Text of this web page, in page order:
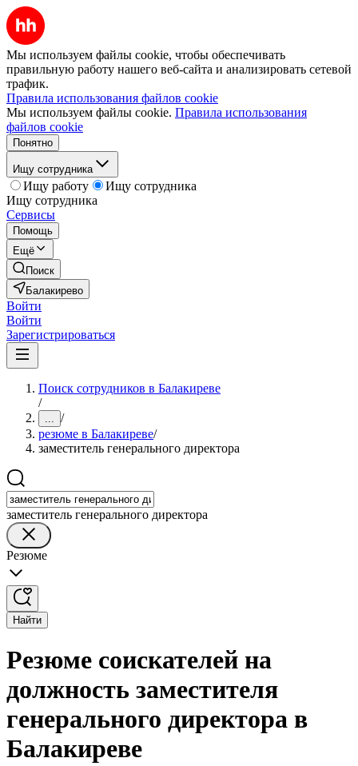
Мы используем файлы cookie, чтобы обеспечивать
правильную работу нашего веб-сайта и анализировать сетевой
трафик.
Правила использования файлов cookie
Мы используем файлы cookie. Правила использования
файлов cookie
Понятно
Ищу сотрудника
Ищу работу
Ищу сотрудника
Ищу сотрудника
Сервисы
Помощь
Ещё
Поиск
Балакирево
Войти
Войти
Зарегистрироваться
Поиск сотрудников в Балакиреве
/
... /
резюме в Балакиреве/
заместитель генерального директора
заместитель генерального директора
Резюме
Найти
Резюме соискателей на
должность заместителя
генерального директора в
Балакиреве